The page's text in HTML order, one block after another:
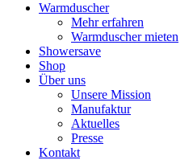
Warmduscher
Mehr erfahren
Warmduscher mieten
Showersave
Shop
Über uns
Unsere Mission
Manufaktur
Aktuelles
Presse
Kontakt